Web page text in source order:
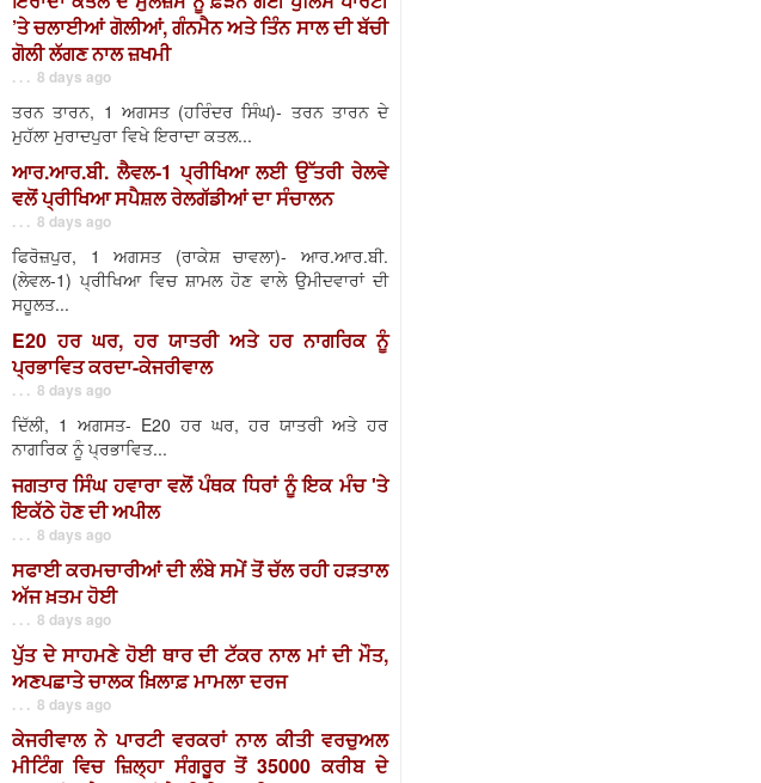
’ਤੇ ਚਲਾਈਆਂ ਗੋਲੀਆਂ, ਗੰਨਮੈਨ ਅਤੇ ਤਿੰਨ ਸਾਲ ਦੀ ਬੱਚੀ
ਗੋਲੀ ਲੱਗਣ ਨਾਲ ਜ਼ਖਮੀ
. . . 8 days ago
ਤਰਨ ਤਾਰਨ, 1 ਅਗਸਤ (ਹਰਿੰਦਰ ਸਿੰਘ)- ਤਰਨ ਤਾਰਨ ਦੇ
ਮੁਹੱਲਾ ਮੁਰਾਦਪੁਰਾ ਵਿਖੇ ਇਰਾਦਾ ਕਤਲ...
ਆਰ.ਆਰ.ਬੀ. ਲੈਵਲ-1 ਪ੍ਰੀਖਿਆ ਲਈ ਉੱਤਰੀ ਰੇਲਵੇ
ਵਲੋਂ ਪ੍ਰੀਖਿਆ ਸਪੈਸ਼ਲ ਰੇਲਗੱਡੀਆਂ ਦਾ ਸੰਚਾਲਨ
. . . 8 days ago
ਫਿਰੋਜ਼ਪੁਰ, 1 ਅਗਸਤ (ਰਾਕੇਸ਼ ਚਾਵਲਾ)- ਆਰ.ਆਰ.ਬੀ.
(ਲੇਵਲ-1) ਪ੍ਰੀਖਿਆ ਵਿਚ ਸ਼ਾਮਲ ਹੋਣ ਵਾਲੇ ਉਮੀਦਵਾਰਾਂ ਦੀ
ਸਹੂਲਤ...
E20 ਹਰ ਘਰ, ਹਰ ਯਾਤਰੀ ਅਤੇ ਹਰ ਨਾਗਰਿਕ ਨੂੰ
ਪ੍ਰਭਾਵਿਤ ਕਰਦਾ-ਕੇਜਰੀਵਾਲ
. . . 8 days ago
ਦਿੱਲੀ, 1 ਅਗਸਤ- E20 ਹਰ ਘਰ, ਹਰ ਯਾਤਰੀ ਅਤੇ ਹਰ
ਨਾਗਰਿਕ ਨੂੰ ਪ੍ਰਭਾਵਿਤ...
ਜਗਤਾਰ ਸਿੰਘ ਹਵਾਰਾ ਵਲੋਂ ਪੰਥਕ ਧਿਰਾਂ ਨੂੰ ਇਕ ਮੰਚ 'ਤੇ
ਇਕੱਠੇ ਹੋਣ ਦੀ ਅਪੀਲ
. . . 8 days ago
ਸਫਾਈ ਕਰਮਚਾਰੀਆਂ ਦੀ ਲੰਬੇ ਸਮੇਂ ਤੋਂ ਚੱਲ ਰਹੀ ਹੜਤਾਲ
ਅੱਜ ਖ਼ਤਮ ਹੋਈ
. . . 8 days ago
ਪੁੱਤ ਦੇ ਸਾਹਮਣੇ ਹੋਈ ਥਾਰ ਦੀ ਟੱਕਰ ਨਾਲ ਮਾਂ ਦੀ ਮੌਤ,
ਅਣਪਛਾਤੇ ਚਾਲਕ ਖ਼ਿਲਾਫ਼ ਮਾਮਲਾ ਦਰਜ
. . . 8 days ago
ਕੇਜਰੀਵਾਲ ਨੇ ਪਾਰਟੀ ਵਰਕਰਾਂ ਨਾਲ ਕੀਤੀ ਵਰਚੁਅਲ
ਮੀਟਿੰਗ ਵਿਚ ਜ਼ਿਲ੍ਹਾ ਸੰਗਰੂਰ ਤੋਂ 35000 ਕਰੀਬ ਦੇ